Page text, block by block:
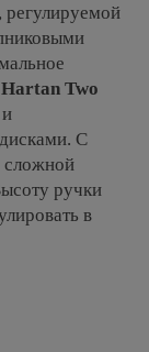
Two
С
сложной
ручки
в